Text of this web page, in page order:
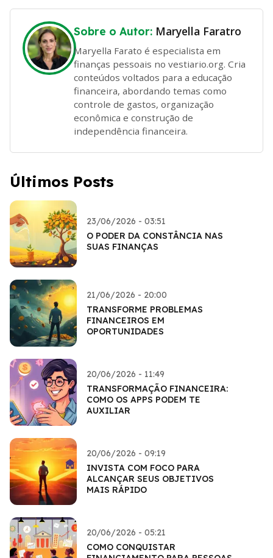
Sobre o Autor: Maryella Faratro
Maryella Farato é especialista em
finanças pessoais no vestiario.org. Cria
conteúdos voltados para a educação
financeira, abordando temas como
controle de gastos, organização
econômica e construção de
independência financeira.
Últimos Posts
23/06/2026 - 03:51
O PODER DA CONSTÂNCIA NAS
SUAS FINANÇAS
21/06/2026 - 20:00
TRANSFORME PROBLEMAS
FINANCEIROS EM
OPORTUNIDADES
20/06/2026 - 11:49
TRANSFORMAÇÃO FINANCEIRA:
COMO OS APPS PODEM TE
AUXILIAR
20/06/2026 - 09:19
INVISTA COM FOCO PARA
ALCANÇAR SEUS OBJETIVOS
MAIS RÁPIDO
20/06/2026 - 05:21
COMO CONQUISTAR